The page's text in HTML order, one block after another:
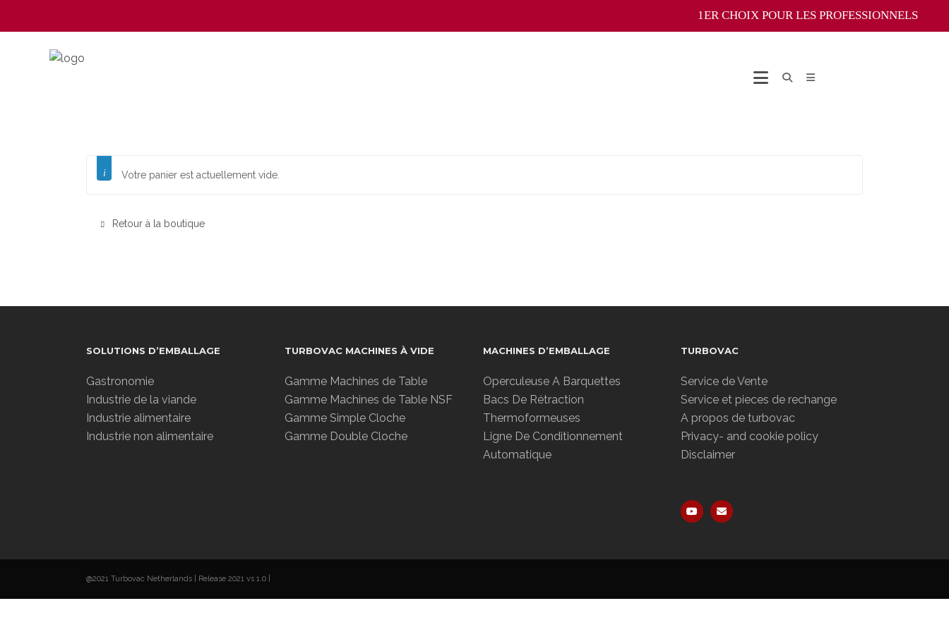
1ER CHOIX POUR LES PROFESSIONNELS
Votre panier est actuellement vide.
Retour à la boutique
SOLUTIONS D’EMBALLAGE
Gastronomie
Industrie de la viande
Industrie alimentaire
Industrie non alimentaire
TURBOVAC MACHINES À VIDE
Gamme Machines de Table
Gamme Machines de Table NSF
Gamme Simple Cloche
Gamme Double Cloche
MACHINES D’EMBALLAGE
Operculeuse A Barquettes
Bacs De Rétraction
Thermoformeuses
Ligne De Conditionnement
Automatique
TURBOVAC
Service de Vente
Service et pieces de rechange
A propos de turbovac
Privacy- and cookie policy
Disclaimer
@2021 Turbovac Netherlands | Release 2021 vs 1.0 |